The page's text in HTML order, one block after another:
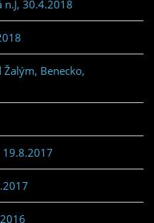
n.J, 30.4.2018
Benecko,
19.8.2017